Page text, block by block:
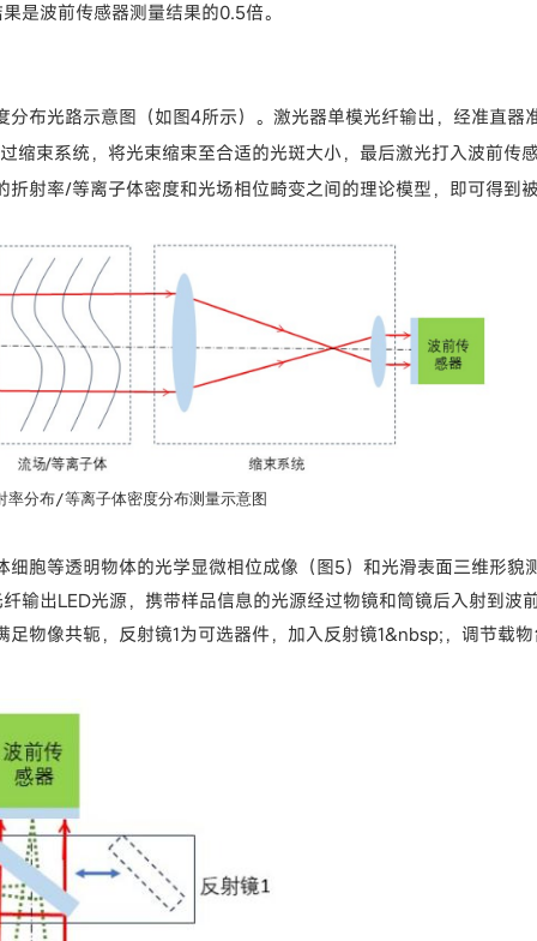
是波前传感器测量结果的0.5倍。
布光路示意图（如图4所示）。激光器单模光纤输出，经准直器
缩束系统，将光束缩束至合适的光斑大小，最后激光打入波前传
射率/等离子体密度和光场相位畸变之间的理论模型，即可得到
分布/等离子体密度分布测量示意图
胞等透明物体的光学显微相位成像（图5）和光滑表面三维形貌
输出LED光源，携带样品信息的光源经过物镜和筒镜后入射到波
物像共轭，反射镜1为可选器件，加入反射镜1&nbsp;，调节载物